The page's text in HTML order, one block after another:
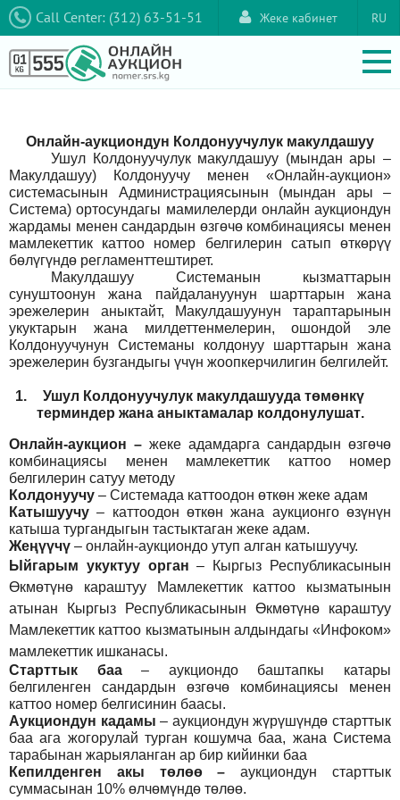
Call Center: (312) 63-51-51 RU
Жеке кабинет
Онлайн-аукциондун Колдонуучулук макулдашуу
Ушул Колдонуучулук макулдашуу (мындан ары –
Макулдашуу) Колдонуучу менен «Онлайн-аукцион»
системасынын Администрациясынын (мындан ары –
Система) ортосундагы мамилелерди онлайн аукциондун
жардамы менен сандардын өзгөчө комбинациясы менен
мамлекеттик каттоо номер белгилерин сатып өткөрүү
бөлүгүндө регламенттештирет.
Макулдашуу Системанын кызматтарын
сунуштоонун жана пайдалануунун шарттарын жана
эрежелерин аныктайт, Макулдашуунун тараптарынын
укуктарын жана милдеттенмелерин, ошондой эле
Колдонуучунун Системаны колдонуу шарттарын жана
эрежелерин бузгандыгы үчүн жоопкерчилигин белгилейт.
1.
Ушул Колдонуучулук макулдашууда төмөнкү
терминдер жана аныктамалар колдонулушат.
Онлайн-аукцион – жеке адамдарга сандардын өзгөчө
комбинациясы менен мамлекеттик каттоо номер
белгилерин сатуу методу
Колдонуучу – Системада каттоодон өткөн жеке адам
Катышуучу – каттоодон өткөн жана аукционго өзүнүн
катыша тургандыгын тастыктаган жеке адам.
Жеңүүчү – онлайн-аукциондо утуп алган катышуучу.
Ыйгарым укуктуу орган –
Кыргыз Республикасынын
Өкмөтүнө караштуу Мамлекеттик каттоо кызматынын
атынан Кыргыз Республикасынын Өкмөтүнө караштуу
Мамлекеттик каттоо кызматынын алдындагы «Инфоком»
мамлекеттик ишканасы.
Старттык баа– аукциондо баштапкы катары
белгиленген сандардын өзгөчө комбинациясы менен
каттоо номер белгисинин баасы.
Аукциондун кадамы – аукциондун жүрүшүндө старттык
баа ага жогорулай турган кошумча баа, жана Система
тарабынан жарыяланган ар бир кийинки баа
Кепилденген акы төлөө
–аукциондун старттык
суммасынан 10% өлчөмүндө төлөө.